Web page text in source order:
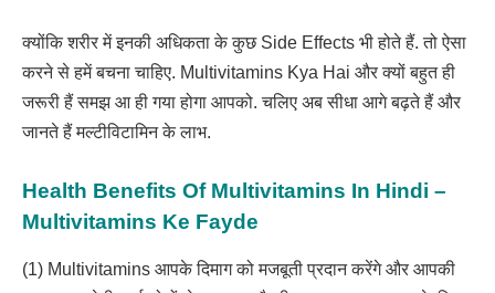
क्योंकि शरीर में इनकी अधिकता के कुछ Side Effects भी होते हैं. तो ऐसा
करने से हमें बचना चाहिए. Multivitamins Kya Hai और क्यों बहुत ही
जरूरी हैं समझ आ ही गया होगा आपको. चलिए अब सीधा आगे बढ़ते हैं और
जानते हैं मल्टीविटामिन के लाभ.
Health Benefits Of Multivitamins In Hindi –
Multivitamins Ke Fayde
(1) Multivitamins आपके दिमाग को मजबूती प्रदान करेंगे और आपकी